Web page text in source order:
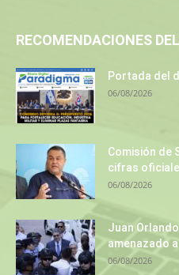
RECOMENDACIONES
Portada del
06/08/2026
Comisión de
cifras
06/08/2026
Juan
amenazado
06/08/2026